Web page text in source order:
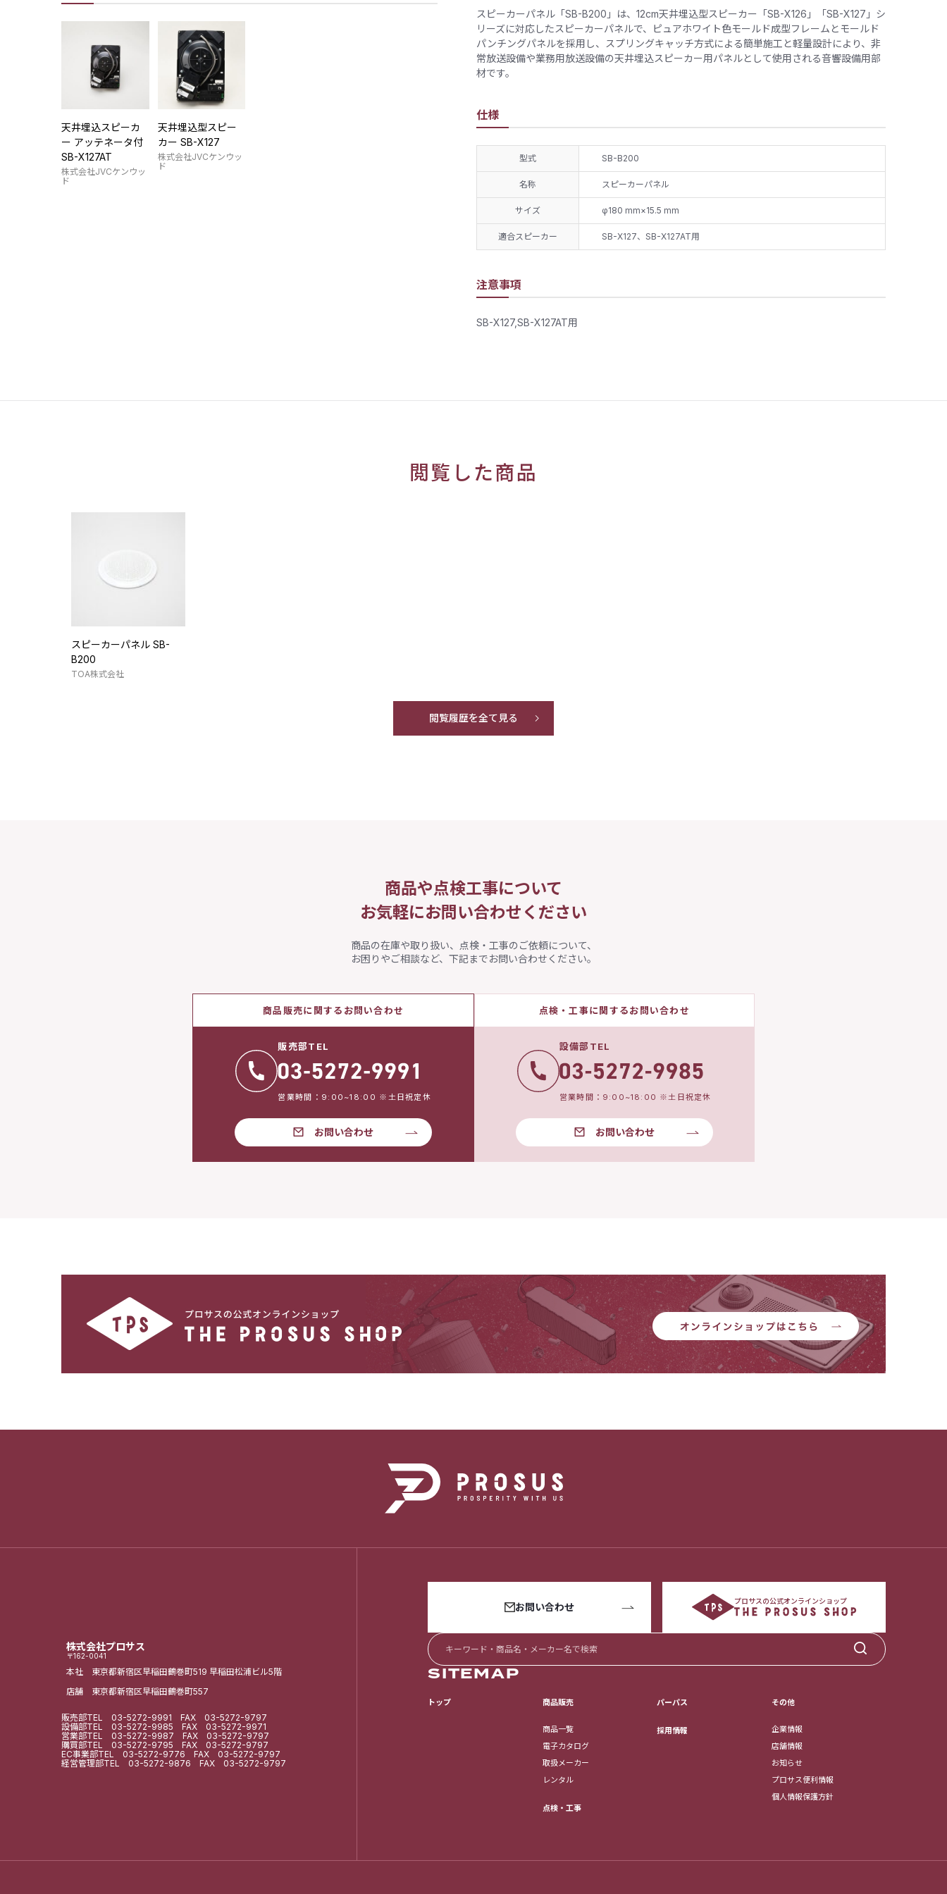
天井埋込スピーカ
ー アッテネータ付
SB-X127AT
株式会社JVCケンウッ
ド
天井埋込型スピー
カー SB-X127
株式会社JVCケンウッ
ド
スピーカーパネル「SB-B200」は、12cm天井埋込型スピーカー「SB-X126」「SB-X127」シ
リーズに対応したスピーカーパネルで、ピュアホワイト色モールド成型フレームとモールド
パンチングパネルを採用し、スプリングキャッチ方式による簡単施工と軽量設計により、非
常放送設備や業務用放送設備の天井埋込スピーカー用パネルとして使用される音響設備用部
材です。
仕様
型式 SB-B200
名称 スピーカーパネル
サイズ φ180 mm×15.5 mm
適合スピーカー SB-X127、SB-X127AT用
注意事項
SB-X127,SB-X127AT用
閲覧した商品
スピーカーパネル SB-
B200
TOA株式会社
閲覧履歴を全て見る
商品や点検工事について
お気軽にお問い合わせください
商品の在庫や取り扱い、点検・工事のご依頼について、
お困りやご相談など、下記までお問い合わせください。
商品販売に関するお問い合わせ
販売部TEL
営業時間：9:00~18:00 ※土日祝定休
お問い合わせ
点検・工事に関するお問い合わせ
設備部TEL
営業時間：9:00~18:00 ※土日祝定休
お問い合わせ
株式会社プロサス
〒162-0041
本社 東京都新宿区早稲田鶴巻町519 早稲田松浦ビル5階
店舗 東京都新宿区早稲田鶴巻町557
販売部TEL 03-5272-9991 FAX 03-5272-9797
設備部TEL 03-5272-9985 FAX 03-5272-9971
営業部TEL 03-5272-9987 FAX 03-5272-9797
購買部TEL 03-5272-9795 FAX 03-5272-9797
EC事業部TEL 03-5272-9776 FAX 03-5272-9797
経営管理部TEL 03-5272-9876 FAX 03-5272-9797
お問い合わせ プロサスの公式オンラインショップ
SITEMAP
トップ 商品販売
商品一覧
電子カタログ
取扱メーカー
レンタル
点検・工事
パーパス
採用情報
その他
企業情報
店舗情報
お知らせ
プロサス便利情報
個人情報保護方針